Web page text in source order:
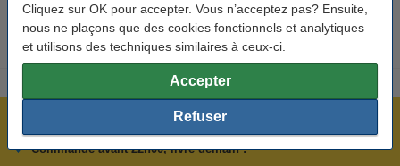
Cliquez sur OK pour accepter. Vous n’acceptez pas? Ensuite,
nous ne plaçons que des cookies fonctionnels et analytiques
et utilisons des techniques similaires à ceux-ci.
Accepter
Refuser
Plus de 5 millions de clients !
Commandé avant 22h00, livré demain !